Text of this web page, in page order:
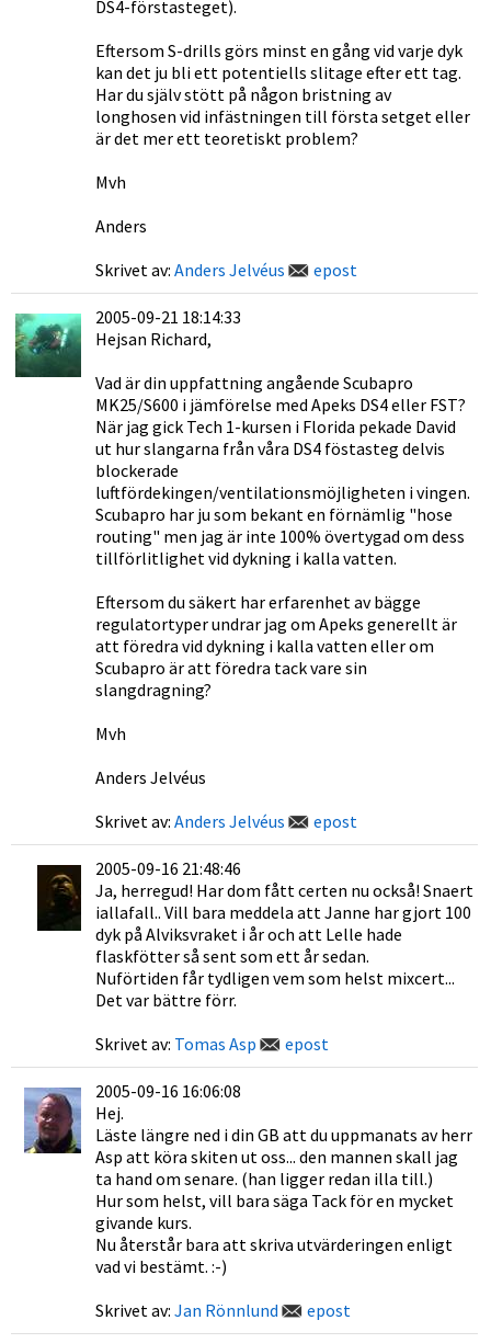
DS4-förstasteget).
Eftersom S-drills görs minst en gång vid varje dyk
kan det ju bli ett potentiells slitage efter ett tag.
Har du själv stött på någon bristning av
longhosen vid infästningen till första setget eller
är det mer ett teoretiskt problem?
Mvh
Anders
Skrivet av: Anders Jelvéus epost
2005-09-21 18:14:33
Hejsan Richard,
Vad är din uppfattning angående Scubapro
MK25/S600 i jämförelse med Apeks DS4 eller FST?
När jag gick Tech 1-kursen i Florida pekade David
ut hur slangarna från våra DS4 föstasteg delvis
blockerade
luftfördekingen/ventilationsmöjligheten i vingen.
Scubapro har ju som bekant en förnämlig "hose
routing" men jag är inte 100% övertygad om dess
tillförlitlighet vid dykning i kalla vatten.
Eftersom du säkert har erfarenhet av bägge
regulatortyper undrar jag om Apeks generellt är
att föredra vid dykning i kalla vatten eller om
Scubapro är att föredra tack vare sin
slangdragning?
Mvh
Anders Jelvéus
Skrivet av: Anders Jelvéus epost
2005-09-16 21:48:46
Ja, herregud! Har dom fått certen nu också! Snaert
iallafall.. Vill bara meddela att Janne har gjort 100
dyk på Alviksvraket i år och att Lelle hade
flaskfötter så sent som ett år sedan.
Nuförtiden får tydligen vem som helst mixcert...
Det var bättre förr.
Skrivet av: Tomas Asp epost
2005-09-16 16:06:08
Hej.
Läste längre ned i din GB att du uppmanats av herr
Asp att köra skiten ut oss... den mannen skall jag
ta hand om senare. (han ligger redan illa till.)
Hur som helst, vill bara säga Tack för en mycket
givande kurs.
Nu återstår bara att skriva utvärderingen enligt
vad vi bestämt. :-)
Skrivet av: Jan Rönnlund epost